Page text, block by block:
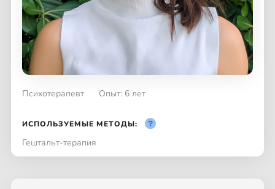
Психотерапевт Опыт: 6 лет
ИСПОЛЬЗУЕМЫЕ МЕТОДЫ:
Гештальт-терапия